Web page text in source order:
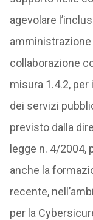
agevolare
amministrazione
collaborazione
misura 1.4.2,
dei servizi
previsto dalla
legge n. 4/
anche la
recente,
per la